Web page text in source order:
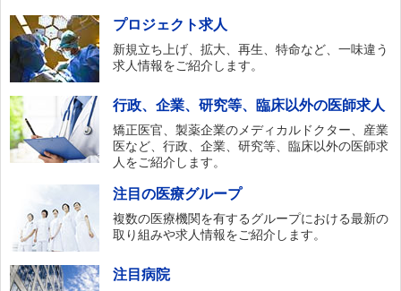
プロジェクト求人
新規立ち上げ、拡大、再生、特命など、一味違う
求人情報をご紹介します。
行政、企業、研究等、臨床以外の医師求人
矯正医官、製薬企業のメディカルドクター、産業
医など、行政、企業、研究等、臨床以外の医師求
人をご紹介します。
注目の医療グループ
複数の医療機関を有するグループにおける最新の
取り組みや求人情報をご紹介します。
注目病院